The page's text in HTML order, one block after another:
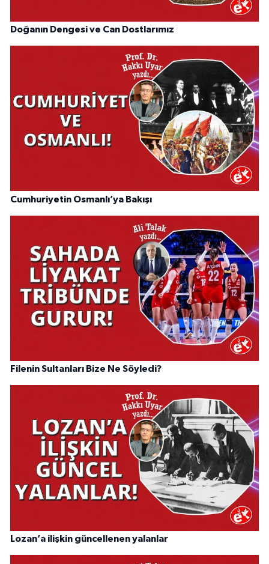
Doğanın Dengesi ve Can Dostlarımız
Cumhuriyetin Osmanlı’ya Bakışı
Filenin Sultanları Bize Ne Söyledi?
Lozan’a ilişkin güncellenen yalanlar